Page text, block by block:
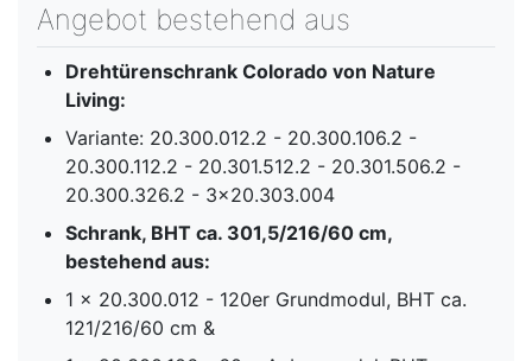
Angebot bestehend aus
Drehtürenschrank Colorado von Nature
Living:
Variante: 20.300.012.2 - 20.300.106.2 -
20.300.112.2 - 20.301.512.2 - 20.301.506.2 -
20.300.326.2 - 3x20.303.004
Schrank, BHT ca. 301,5/216/60 cm,
bestehend aus:
1 x 20.300.012 - 120er Grundmodul, BHT ca.
121/216/60 cm &